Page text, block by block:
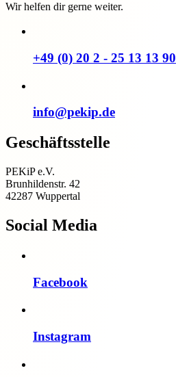
Wir helfen dir gerne weiter.
+49 (0) 20 2 - 25 13 13 90
info@pekip.de
Geschäftsstelle
PEKiP e.V.
Brunhildenstr. 42
42287 Wuppertal
Social Media
Facebook
Instagram